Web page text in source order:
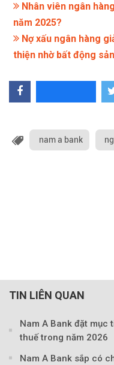
Nhân viên ngân
năm 2025?
Nợ xấu ngân hàng
thiện nhờ bất động
nam a bank
TIN LIÊN QUAN
Nam A Bank đặt mục
thuế trong năm 2026
Nam A Bank sắp có